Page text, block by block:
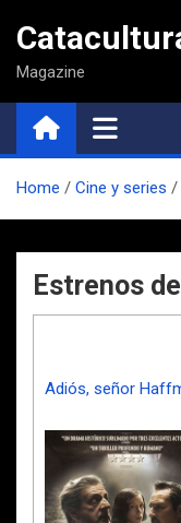
contenido
Magazine
Home Cine y series
Estrenos
Adiós, señor